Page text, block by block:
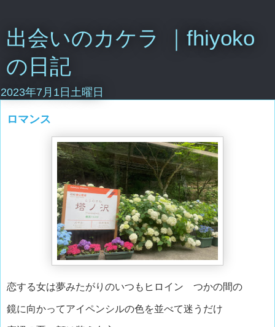
出会いのカケラ ｜fhiyoko
の日記
2023年7月1日土曜日
ロマンス
恋する女は夢みたがりのいつもヒロイン つかの間の
鏡に向かってアイペンシルの色を並べて迷うだけ